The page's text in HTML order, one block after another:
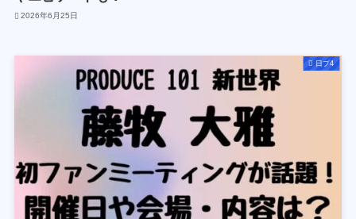
2026年6月25日
日プ4